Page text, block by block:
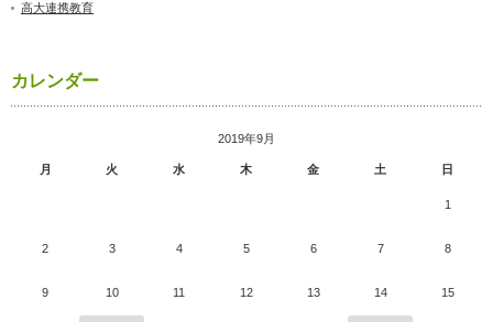
高大連携教育
カレンダー
2019年9月
月 火 水 木 金 土 日
1
2 3 4 5 6 7 8
9 10 11 12 13 14 15